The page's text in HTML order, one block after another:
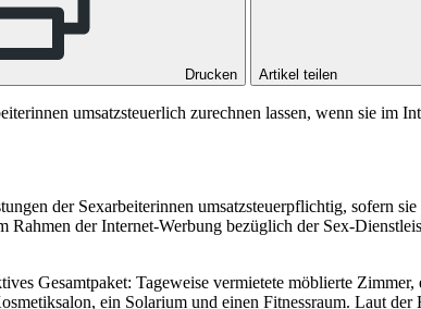
Drucken Artikel teilen
umsatzsteuerlich zurechnen lassen, wenn sie im
der Sexarbeiterinnen umsatzsteuerpflichtig, sofern
der Internet-Werbung bezüglich der Sex-
Gesamtpaket: Tageweise vermietete möblierte
ein Solarium und einen Fitnessraum. Laut der